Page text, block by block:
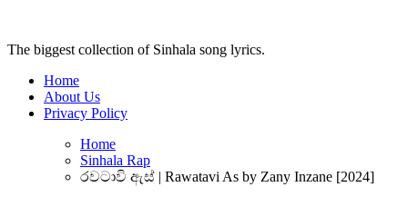
The biggest collection of Sinhala song lyrics.
Home
About Us
Privacy Policy
Home
Sinhala Rap
රවටාවි ඇස් | Rawatavi As by Zany Inzane [2024]